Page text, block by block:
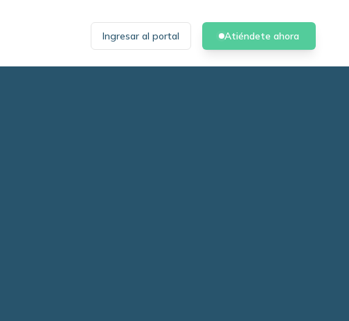
Ingresar al portal Atiéndete ahora